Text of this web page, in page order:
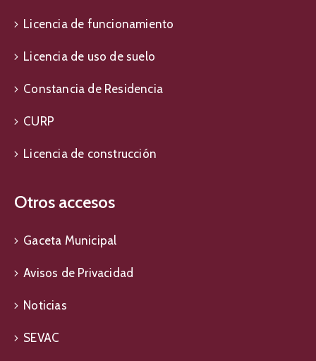
Licencia de funcionamiento
Licencia de uso de suelo
Constancia de Residencia
CURP
Licencia de construcción
Otros accesos
Gaceta Municipal
Avisos de Privacidad
Noticias
SEVAC